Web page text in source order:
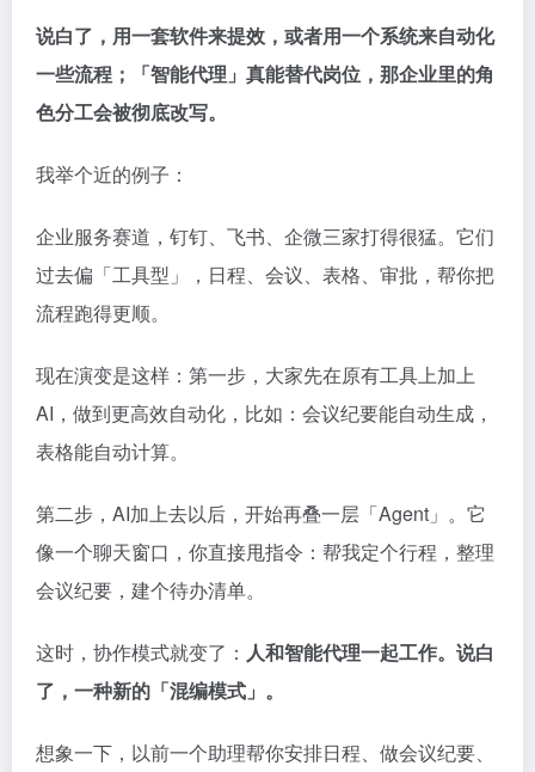
说白了，用一套软件来提效，或者用一个系统来自动化
一些流程；「智能代理」真能替代岗位，那企业里的角
色分工会被彻底改写。
我举个近的例子：
企业服务赛道，钉钉、飞书、企微三家打得很猛。它们
过去偏「工具型」，日程、会议、表格、审批，帮你把
流程跑得更顺。
现在演变是这样：第一步，大家先在原有工具上加上
AI，做到更高效自动化，比如：会议纪要能自动生成，
表格能自动计算。
第二步，AI加上去以后，开始再叠一层「Agent」。它
像一个聊天窗口，你直接甩指令：帮我定个行程，整理
会议纪要，建个待办清单。
这时，协作模式就变了： 人和智能代理一起工作。说白
了，一种新的「混编模式」。
想象一下，以前一个助理帮你安排日程、做会议纪要、